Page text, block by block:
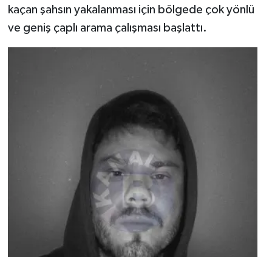
kaçan şahsın yakalanması için bölgede çok yönlü
ve geniş çaplı arama çalışması başlattı.